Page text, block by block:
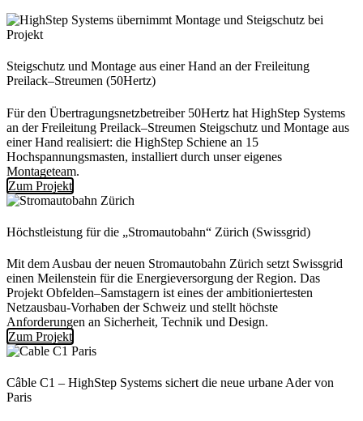
Steigschutz und Montage aus einer Hand an der Freileitung
Preilack–Streumen (50Hertz)
Für den Übertragungsnetzbetreiber 50Hertz hat HighStep Systems
an der Freileitung Preilack–Streumen Steigschutz und Montage aus
einer Hand realisiert: die HighStep Schiene an 15
Hochspannungsmasten, installiert durch unser eigenes
Montageteam.
Zum Projekt
Höchstleistung für die „Stromautobahn“ Zürich (Swissgrid)
Mit dem Ausbau der neuen Stromautobahn Zürich setzt Swissgrid
einen Meilenstein für die Energieversorgung der Region. Das
Projekt Obfelden–Samstagern ist eines der ambitioniertesten
Netzausbau-Vorhaben der Schweiz und stellt höchste
Anforderungen an Sicherheit, Technik und Design.
Zum Projekt
Câble C1 – HighStep Systems sichert die neue urbane Ader von
Paris